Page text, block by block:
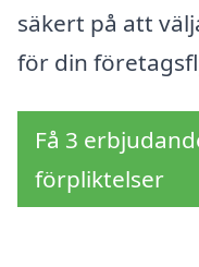
säkert på att
för din
Få 3
förpliktelser